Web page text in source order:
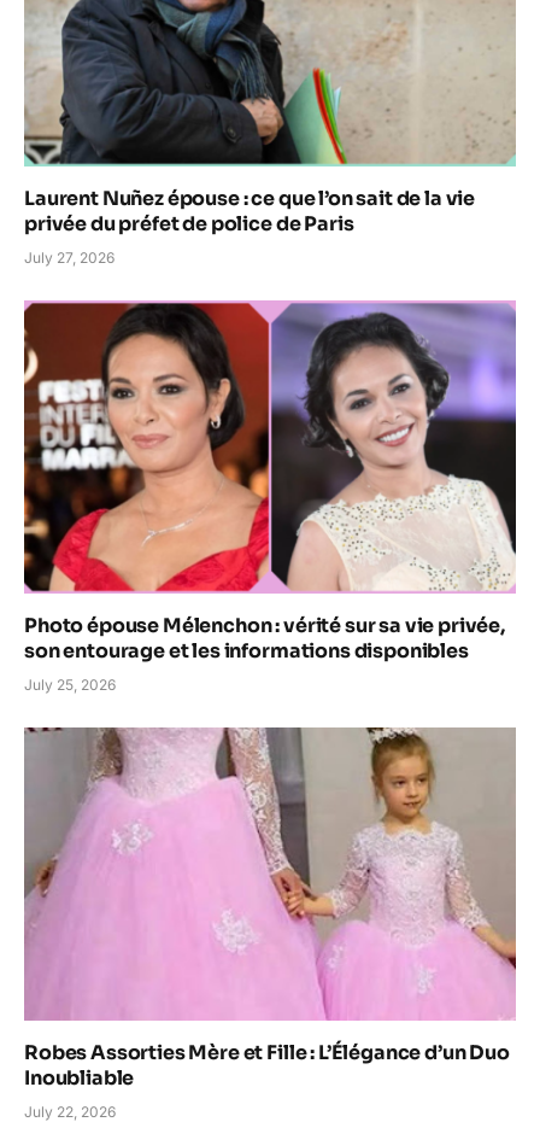
Laurent Nuñez épouse : ce que l’on sait de la vie
privée du préfet de police de Paris
July 27, 2026
Photo épouse Mélenchon : vérité sur sa vie privée,
son entourage et les informations disponibles
July 25, 2026
Robes Assorties Mère et Fille : L’Élégance d’un Duo
Inoubliable
July 22, 2026